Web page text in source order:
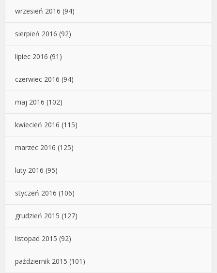
wrzesień 2016 (94)
sierpień 2016 (92)
lipiec 2016 (91)
czerwiec 2016 (94)
maj 2016 (102)
kwiecień 2016 (115)
marzec 2016 (125)
luty 2016 (95)
styczeń 2016 (106)
grudzień 2015 (127)
listopad 2015 (92)
październik 2015 (101)